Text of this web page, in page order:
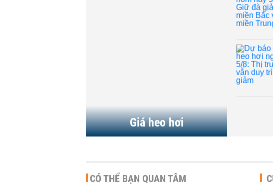
Giá heo hơi
CÓ THỂ BẠN QUAN TÂM